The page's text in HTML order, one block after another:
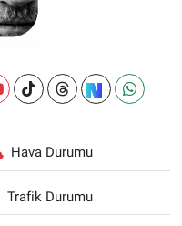
Hava Durumu
Trafik Durumu